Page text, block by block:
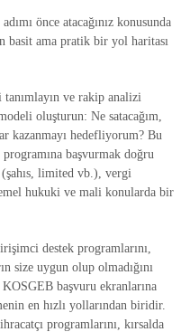
önce atacağınız konusunda
basit ama pratik bir yol haritası
ve rakip analizi
oluşturun: Ne satacağım,
kazanmayı hedefliyorum? Bu
başvurmak doğru
limited vb.), vergi
hukuki ve mali konularda bir
destek programlarını,
size uygun olup olmadığını
başvuru ekranlarına
en hızlı yollarından biridir.
programlarını, kırsalda